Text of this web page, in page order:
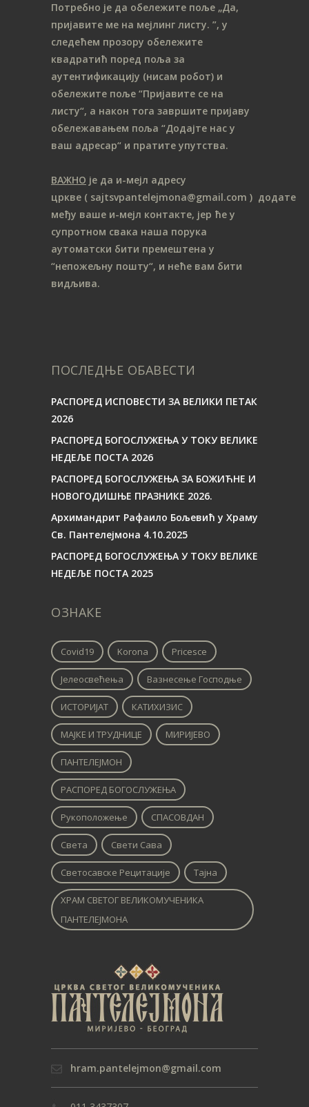
Потребно је да обележите поље „Да,
пријавите ме на мeјлинг листу. ”, у
следећем прозору обележите
квадратић поред поља за
аутентификацију (нисам робот) и
обележите поље “Пријавите се на
листу“, а након тога завршите пријаву
обележавањем поља “Додајте нас у
ваш адресар“ и пратите упутства.
ВАЖНО је да и-мејл адресу
цркве ( sajtsvpantelejmona@gmail.com ) додате
међу ваше и-мејл контакте, јер ће у
супротном свака наша порука
аутоматски бити премештена у
“непожељну пошту“, и неће вам бити
видљива.
ПОСЛЕДЊЕ ОБАВЕСТИ
РАСПОРЕД ИСПОВЕСТИ ЗА ВЕЛИКИ ПЕТАК
2026
РАСПОРЕД БОГОСЛУЖЕЊА У ТОКУ ВЕЛИКЕ
НЕДЕЉЕ ПОСТА 2026
РАСПОРЕД БОГОСЛУЖЕЊА ЗА БОЖИЋНЕ И
НОВОГОДИШЊЕ ПРАЗНИКЕ 2026.
Архимандрит Рафаило Бољевић у Храму
Св. Пантелејмона 4.10.2025
РАСПОРЕД БОГОСЛУЖЕЊА У ТОКУ ВЕЛИКЕ
НЕДЕЉЕ ПОСТА 2025
ОЗНАКЕ
Covid19 Korona Pricesce
Јелеосвећења Вазнесење Господње
ИСТОРИЈАТ КАТИХИЗИС
МАЈКЕ И ТРУДНИЦЕ МИРИЈЕВО
ПАНТЕЛЕЈМОН
РАСПОРЕД БОГОСЛУЖЕЊА
Рукоположење СПАСОВДАН
Света Свети Сава
Светосавске Рецитације Тајна
ХРАМ СВЕТОГ ВЕЛИКОМУЧЕНИКА
ПАНТЕЛЕЈМОНА
hram.pantelejmon@gmail.com